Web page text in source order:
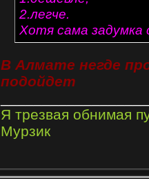
2.легче.
Хотя сама задумка
В Алмате негде
подойдет
Я трезвая обнимая
Мурзик